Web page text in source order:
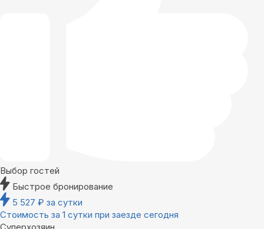
Выбор гостей
Быстрое бронирование
5 527 ₽ за сутки
Стоимость за 1 сутки при заезде сегодня
Суперхозяин